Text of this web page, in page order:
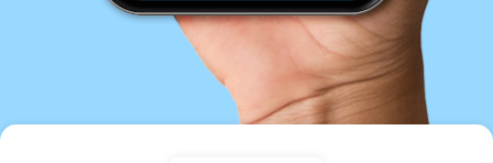
📩 E-mail
albas.11@wanadoo.fr